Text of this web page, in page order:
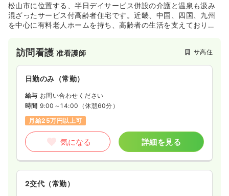
松山市に位置する、半日デイサービス併設の介護と温泉も汲み
混ざったサービス付高齢者住宅です。近畿、中国、四国、九州
を中心に有料老人ホームを持ち、高齢者の生活を支えておりま
訪問看護准看護師 サ高住
日勤のみ（常勤）
給与 お問い合わせください
時間 9:00～14:00 （休憩60分）
月給25万円以上可
気になる 詳細を見る
2交代（常勤）